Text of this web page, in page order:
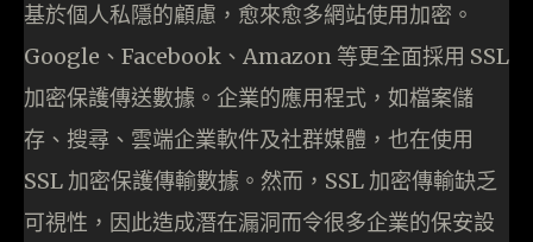
基於個人私隱的顧慮，愈來愈多網站使用加密。
Google、Facebook、Amazon 等更全面採用 SSL
加密保護傳送數據。企業的應用程式，如檔案儲
存、搜尋、雲端企業軟件及社群媒體，也在使用
SSL 加密保護傳輸數據。然而，SSL 加密傳輸缺乏
可視性，因此造成潛在漏洞而令很多企業的保安設